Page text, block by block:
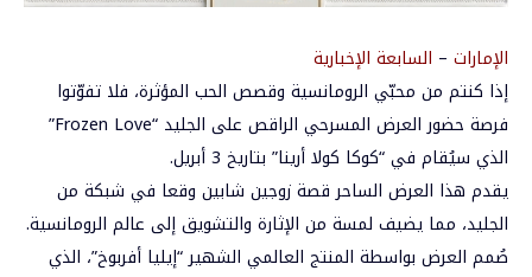
الإمارات – السابعة الإخبارية
إذا كنتم من محبّي الرومانسية وقصص الحب المؤثرة، فلا تفوّتوا
فرصة حضور العرض المسرحي الراقص على الجليد “Frozen Love”
الذي سيُقام في “كوكا كولا أرينا” بتاريخ 3 أبريل.
يقدم هذا العرض الساحر قصة زوجين شابين وقعا في شبكة من
الجليد، مما يضيف لمسة من الإثارة والتشويق إلى عالم الرومانسية.
صُمم العرض بواسطة المنتج العالمي الشهير “إيليا أفربوخ”، الذي